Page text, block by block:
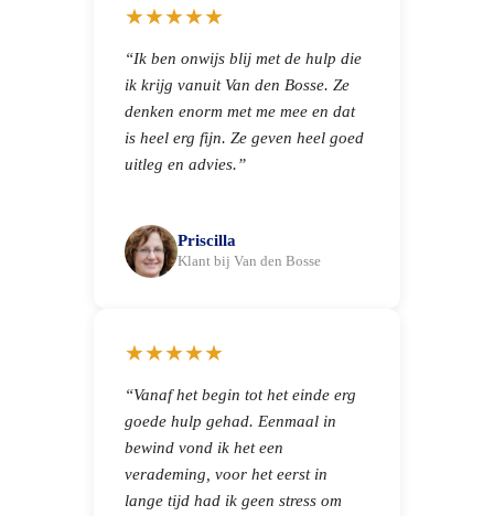
★★★★★
“Ik ben onwijs blij met de hulp die
ik krijg vanuit Van den Bosse. Ze
denken enorm met me mee en dat
is heel erg fijn. Ze geven heel goed
uitleg en advies.”
Priscilla
Klant bij Van den Bosse
★★★★★
“Vanaf het begin tot het einde erg
goede hulp gehad. Eenmaal in
bewind vond ik het een
verademing, voor het eerst in
lange tijd had ik geen stress om